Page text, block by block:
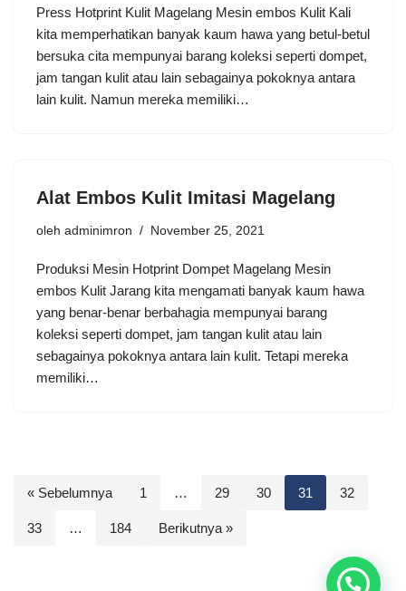
Press Hotprint Kulit Magelang Mesin embos Kulit Kali
kita memperhatikan banyak kaum hawa yang betul-betul
bersuka cita mempunyai barang koleksi seperti dompet,
jam tangan kulit atau lain sebagainya pokoknya antara
lain kulit. Namun mereka memiliki…
Alat Embos Kulit Imitasi Magelang
oleh adminimron November 25, 2021
Produksi Mesin Hotprint Dompet Magelang Mesin
embos Kulit Jarang kita mengamati banyak kaum hawa
yang benar-benar berbahagia mempunyai barang
koleksi seperti dompet, jam tangan kulit atau lain
sebagainya pokoknya antara lain kulit. Tetapi mereka
memiliki…
« Sebelumnya 1 … 29 30 31 32
33 … 184 Berikutnya »